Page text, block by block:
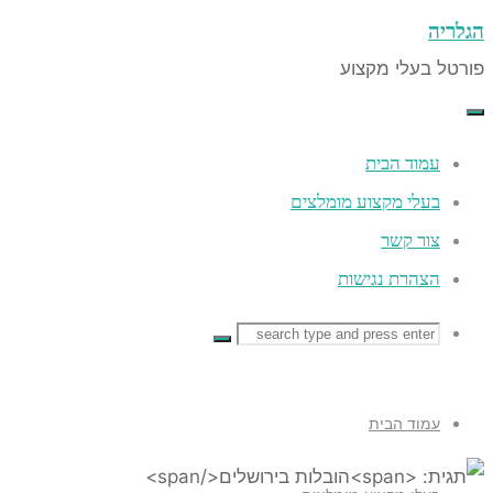
בעלי מקצוע
עמוד הבית
בעלי מקצוע מומלצים
צור קשר
הצהרת נגישות
Search
Search
Search
עמוד הבית